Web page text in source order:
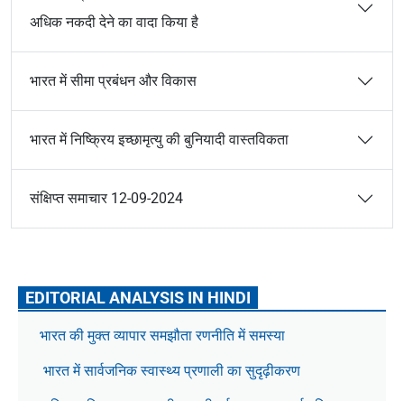
अधिक नकदी देने का वादा किया है
भारत में सीमा प्रबंधन और विकास
भारत में निष्क्रिय इच्छामृत्यु की बुनियादी वास्तविकता
संक्षिप्त समाचार 12-09-2024
EDITORIAL ANALYSIS IN HINDI
भारत की मुक्त व्यापार समझौता रणनीति में समस्या
भारत में सार्वजनिक स्वास्थ्य प्रणाली का सुदृढ़ीकरण